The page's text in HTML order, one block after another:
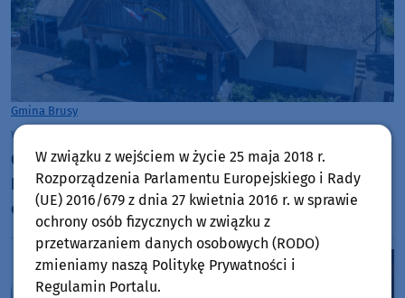
Gmina Brusy
wtorek, 4 sierpnia 2026, 10:44
Chata Kaszubska im. Józefa Chełmowskiego w
Brusach-Jagliach przechodzi renowację. Specjaliści
czyszczą strzechę na dachu
W związku z wejściem w życie 25 maja 2018 r.
Rozporządzenia Parlamentu Europejskiego i Rady
(UE) 2016/679 z dnia 27 kwietnia 2016 r. w sprawie
ochrony osób fizycznych w związku z
przetwarzaniem danych osobowych (RODO)
zmieniamy naszą Politykę Prywatności i
Regulamin Portalu.